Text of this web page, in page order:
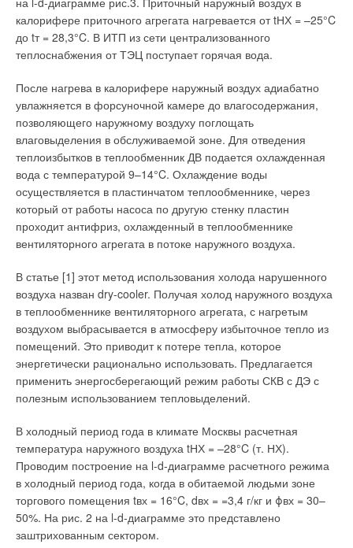
калорифере приточного агрегата нагревается от tНХ = –25°C
до tт = 28,3°C. В ИТП из сети централизованного
теплоснабжения от ТЭЦ поступает горячая вода.
После нагрева в калорифере наружный воздух адиабатно
увлажняется в форсуночной камере до влагосодержания,
позволяющего наружному воздуху поглощать
влаговыделения в обслуживаемой зоне. Для отведения
теплоизбытков в теплообменник ДВ подается охлажденная
вода с температурой 9–14°C. Охлаждение воды
осуществляется в пластинчатом теплообменнике, через
который от работы насоса по другую стенку пластин
проходит антифриз, охлажденный в теплообменнике
вентиляторного агрегата в потоке наружного воздуха.
В статье [1] этот метод использования холода нарушенного
воздуха назван dry-cooler. Получая холод наружного воздуха
в теплообменнике вентиляторного агрегата, с нагретым
воздухом выбрасывается в атмосферу избыточное тепло из
помещений. Это приводит к потере тепла, которое
энергетически рационально использовать. Предлагается
применить энергосберегающий режим работы СКВ с ДЭ с
полезным использованием тепловыделений.
В холодный период года в климате Москвы расчетная
температура наружного воздуха tНХ = –28°C (т. НХ).
Проводим построение на l-d-диаграмме расчетного режима
в холодный период года, когда в обитаемой людьми зоне
торгового помещения tвх = 16°C, dвх = =3,4 г/кг и ϕвх = 30–
50%. На рис. 2 на l-d-диаграмме это представлено
заштрихованным сектором.
мощностью 100 кВт. На рынок России поставка данных
котлов начнется с 2006 г.
В 2005 г. BUDERUS вывел на международный рынок два
G211.
Стальные твердотопливные котлы Logano S111 — это
современные изделия новой конструкции, предназначенные
для работы на твердом топливе (дерево (дрова), бурый
уголь, каменный уголь, кокс, брикеты). Эффективность
сжигания топлива котлов обеспечивается за счет
применения новой системы колосников и новой конструкции
камеры сгорания с одновременным использованием
первичного и вторичного воздуха, возможностью регулировки
котла разделено водяными секциями на пути продуктов
сгорания, в которые встроен экономайзер для лучшего
использования тепла. В средней части боковых панелей
корпуса котла размещены отверстия для регулировки подачи
дополнительного воздуха. Если же вы собираетесь
использовать только древесину, то стоит обратить внимание
на специальные модификации котлов серии S111 c литерой
D, которые наилучшим образом приспособлены именно для
котлам серии S111. Основное отличие — дополнение
камеры сгорания жаростойкими сегментами и шамотными
плитами, предназначенными для улучшения сжигания
древесины и играющими роль катализаторов. Преимущество
котлов данной модификации состоит в возможности
сжигания древесины с влажностью до 35 %. При этом котлы
Logano S111D могут работать на любом твердом топливе,